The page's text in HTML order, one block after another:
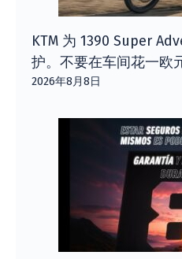
KTM 为 1390 Super
护。不要在车间花一欧
2026年8月8日